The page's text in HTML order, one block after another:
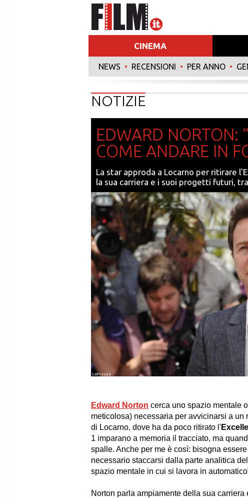
CINEMA
NEWS • RECENSIONI • PER ANNO •
NOTIZIE
EDWARD NORTON:
COME ANDARE IN
La star approda a Locarno per ritirare
la sua carriera e i suoi progetti futuri,
LaPresse
Edward Norton cerca uno spazio mentale
meticolosa) necessaria per avvicinarsi a un
di Locarno, dove ha da poco ritirato l'
1 imparano a memoria il tracciato, ma
spalle. Anche per me è così: bisogna
necessario staccarsi dalla parte analitica
spazio mentale in cui si lavora in
Norton parla ampiamente della sua